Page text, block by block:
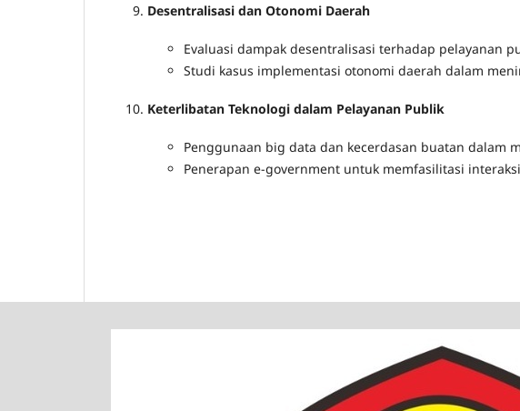
Desentralisasi dan Otonomi Daerah
Evaluasi dampak desentralisasi terhadap pelayanan
Studi kasus implementasi otonomi daerah dalam
Keterlibatan Teknologi dalam Pelayanan Publik
Penggunaan big data dan kecerdasan buatan dalam
Penerapan e-government untuk memfasilitasi